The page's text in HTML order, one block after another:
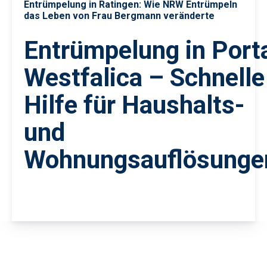
Entrümpelung in Ratingen: Wie NRW Entrümpeln
das Leben von Frau Bergmann veränderte
Entrümpelung in
Westfalica – Schnelle
Hilfe für Haushalts-
und